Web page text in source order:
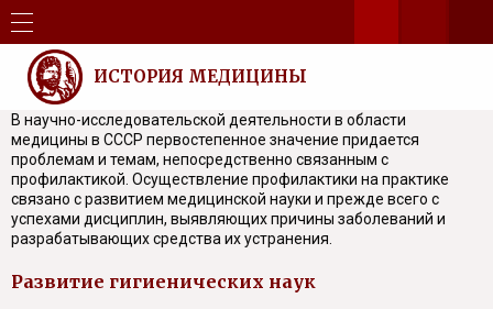
ИСТОРИЯ МЕДИЦИНЫ
В научно-исследовательской деятельности в области
медицины в СССР первостепенное значение придается
проблемам и темам, непосредственно связанным с
профилактикой. Осуществление профилактики на практике
связано с развитием медицинской науки и прежде всего с
успехами дисциплин, выявляющих причины заболеваний и
разрабатывающих средства их устранения.
Развитие гигиенических наук